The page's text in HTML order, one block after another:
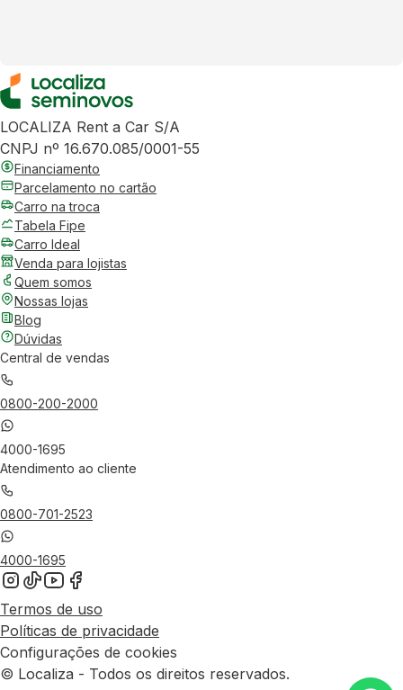
LOCALIZA Rent a Car S/A
CNPJ nº 16.670.085/0001-55
Financiamento
Parcelamento no cartão
Carro na troca
Tabela Fipe
Carro Ideal
Venda para lojistas
Quem somos
Nossas lojas
Blog
Dúvidas
Central de vendas
0800-200-2000
4000-1695
Atendimento ao cliente
0800-701-2523
4000-1695
Termos de uso
Políticas de privacidade
Configurações de cookies
© Localiza - Todos os direitos reservados.